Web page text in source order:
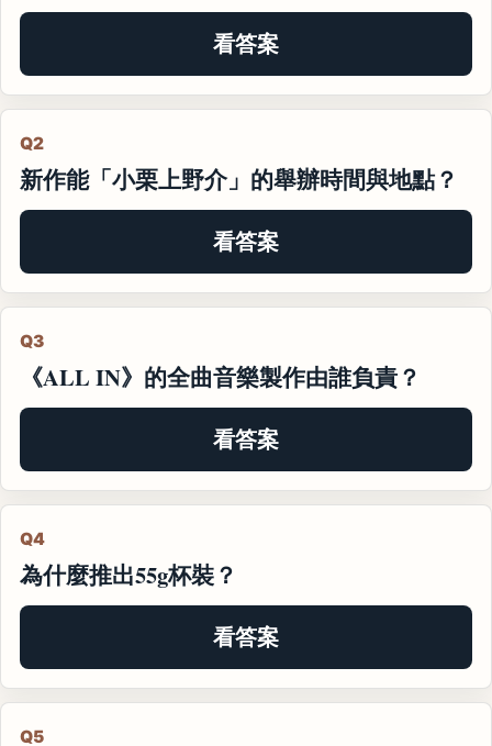
看答案
Q2
新作能「小栗上野介」的舉辦時間與地點？
看答案
Q3
《ALL IN》的全曲音樂製作由誰負責？
看答案
Q4
為什麼推出55g杯裝？
看答案
Q5